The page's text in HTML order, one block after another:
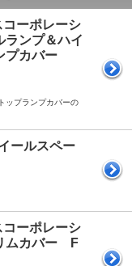
ーポレーシ
ンプ＆ハイ
プカバー
ップランプカバーの
ールスペー
ーポレーシ
ムカバー F